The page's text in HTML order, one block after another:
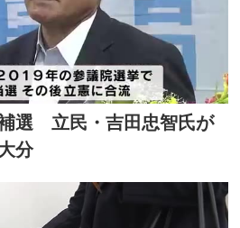
選 立民・吉田忠智氏が
分